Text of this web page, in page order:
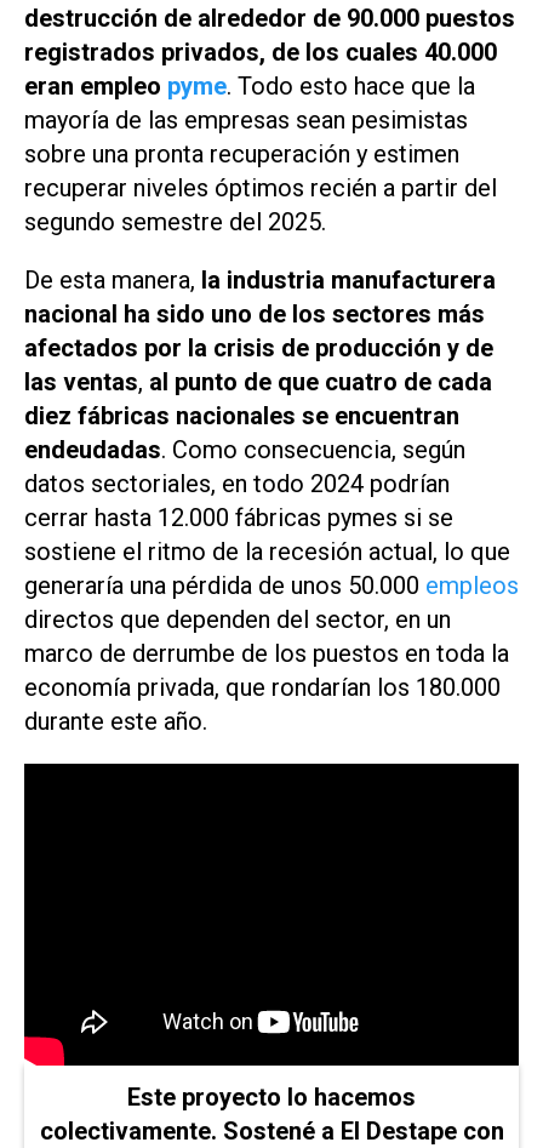
destrucción de alrededor de 90.000 puestos
registrados privados, de los cuales 40.000
eran empleo pyme. Todo esto hace que la
mayoría de las empresas sean pesimistas
sobre una pronta recuperación y estimen
recuperar niveles óptimos recién a partir del
segundo semestre del 2025.
De esta manera, la industria manufacturera
nacional ha sido uno de los sectores más
afectados por la crisis de producción y de
las ventas, al punto de que cuatro de cada
diez fábricas nacionales se encuentran
endeudadas. Como consecuencia, según
datos sectoriales, en todo 2024 podrían
cerrar hasta 12.000 fábricas pymes si se
sostiene el ritmo de la recesión actual, lo que
generaría una pérdida de unos 50.000 empleos
directos que dependen del sector, en un
marco de derrumbe de los puestos en toda la
economía privada, que rondarían los 180.000
durante este año.
Este proyecto lo hacemos
colectivamente. Sostené a El Destape con